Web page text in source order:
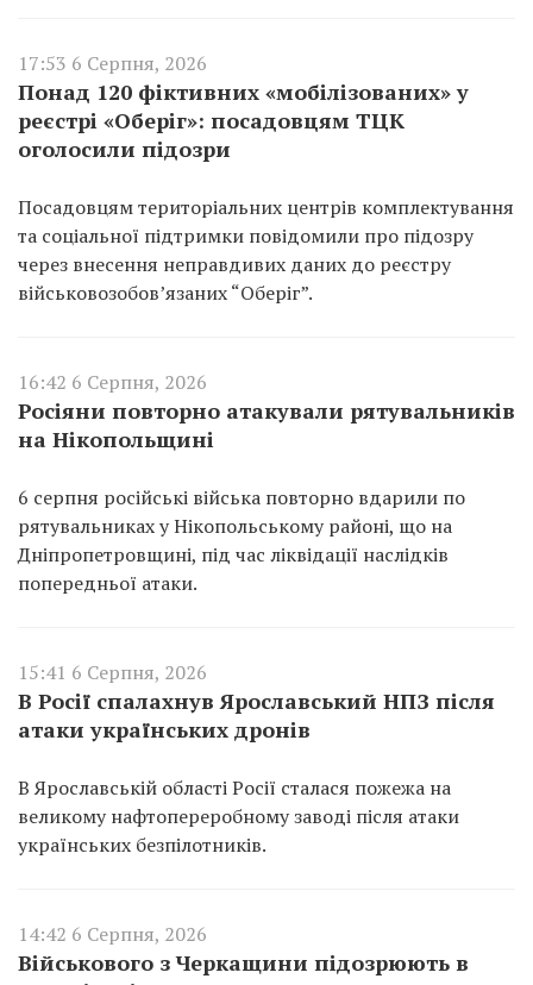
17:53 6 Серпня, 2026
Понад 120 фіктивних «мобілізованих» у
реєстрі «Оберіг»: посадовцям ТЦК
оголосили підозри
Посадовцям територіальних центрів комплектування
та соціальної підтримки повідомили про підозру
через внесення неправдивих даних до реєстру
військовозобов’язаних “Оберіг”.
16:42 6 Серпня, 2026
Росіяни повторно атакували рятувальників
на Нікопольщині
6 серпня російські війська повторно вдарили по
рятувальниках у Нікопольському районі, що на
Дніпропетровщині, під час ліквідації наслідків
попередньої атаки.
15:41 6 Серпня, 2026
В Росії спалахнув Ярославський НПЗ після
атаки українських дронів
В Ярославській області Росії сталася пожежа на
великому нафтопереробному заводі після атаки
українських безпілотників.
14:42 6 Серпня, 2026
Військового з Черкащини підозрюють в